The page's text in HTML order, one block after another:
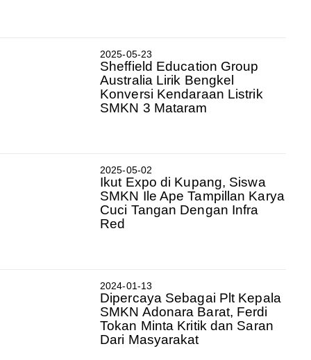
2025-05-23
Sheffield Education Group
Australia Lirik Bengkel
Konversi Kendaraan Listrik
SMKN 3 Mataram
2025-05-02
Ikut Expo di Kupang, Siswa
SMKN Ile Ape Tampillan Karya
Cuci Tangan Dengan Infra
Red
2024-01-13
Dipercaya Sebagai Plt Kepala
SMKN Adonara Barat, Ferdi
Tokan Minta Kritik dan Saran
Dari Masyarakat